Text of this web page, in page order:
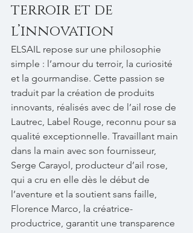
terroir et de
l’innovation
ELSAIL repose sur une philosophie
simple : l’amour du terroir, la curiosité
et la gourmandise. Cette passion se
traduit par la création de produits
innovants, réalisés avec de l’ail rose de
Lautrec, Label Rouge, reconnu pour sa
qualité exceptionnelle. Travaillant main
dans la main avec son fournisseur,
Serge Carayol, producteur d’ail rose,
qui a cru en elle dès le début de
l’aventure et la soutient sans faille,
Florence Marco, la créatrice-
productrice, garantit une transparence